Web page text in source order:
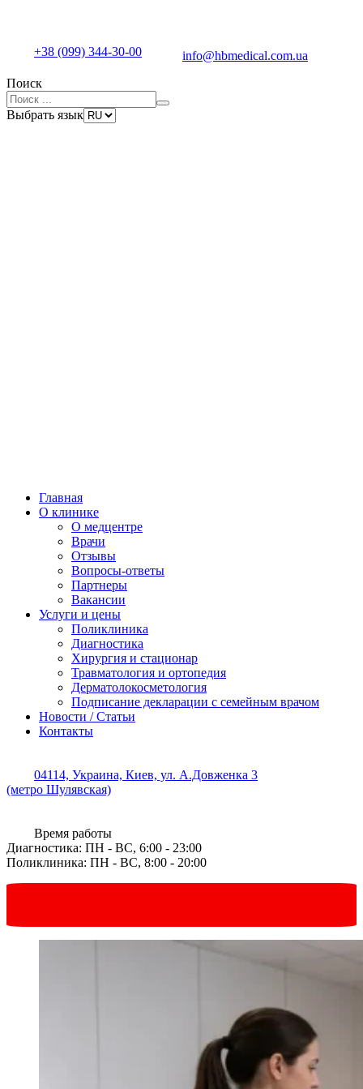
+38 (099) 344-30-00
info@hbmedical.com.ua
Поиск
Выбрать язык
Главная
О клинике
О медцентре
Врачи
Отзывы
Вопросы-ответы
Партнеры
Вакансии
Услуги и цены
Поликлиника
Диагностика
Хирургия и стационар
Травматология и ортопедия
Дерматолокосметология
Подписание декларации с семейным врачом
Новости / Статьи
Контакты
04114, Украина, Киев, ул. А.Довженка 3
(метро Шулявская)
Время работы
Диагностика: ПН - ВС, 6:00 - 23:00
Поликлиника: ПН - ВС, 8:00 - 20:00
Запись онлайн